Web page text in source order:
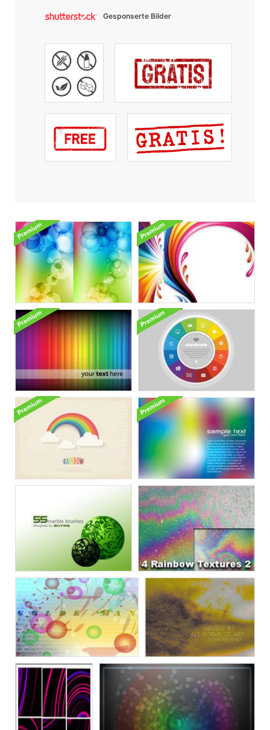
Gesponserte Bilder